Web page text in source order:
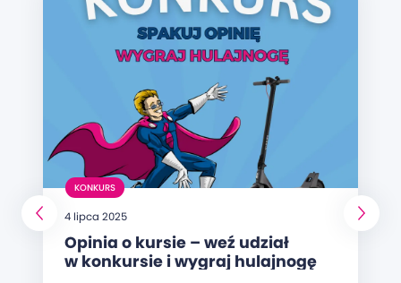
KONKURS
4 lipca 2025
Opinia o kursie – weź udział
w konkursie i wygraj hulajnogę